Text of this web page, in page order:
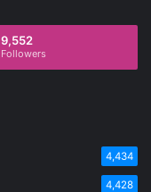
9,552
Followers
4,434
4,428